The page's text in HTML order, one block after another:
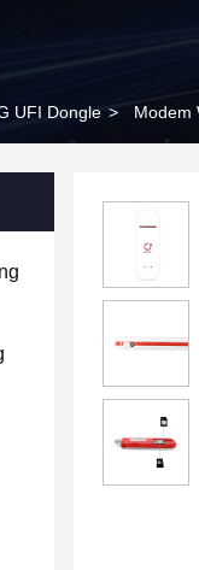
UFI Dongle > Modem